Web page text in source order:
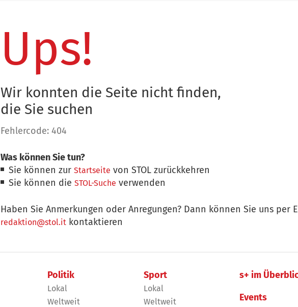
Ups!
Wir konnten die Seite nicht finden,
die Sie suchen
Fehlercode: 404
Was können Sie tun?
Sie können zurStartseite von STOL zurückkehren
Sie können dieSTOL-Suche verwenden
Haben Sie Anmerkungen oder Anregungen? Dann können Sie uns per
redaktion@stol.it kontaktieren
Politik
Lokal
Weltweit
Sport
Lokal
Weltweit
s+ im
Events